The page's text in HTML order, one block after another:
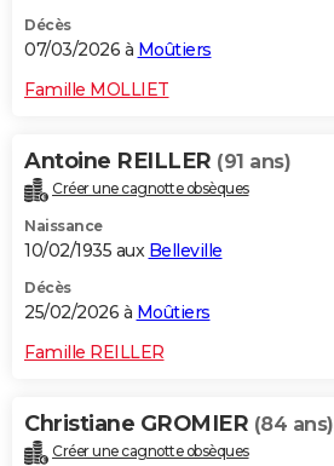
Décès
07/03/2026 à Moûtiers
Famille MOLLIET
Antoine REILLER (91 ans)
Créer une cagnotte obsèques
Naissance
10/02/1935 aux Belleville
Décès
25/02/2026 à Moûtiers
Famille REILLER
Christiane GROMIER (84 ans)
Créer une cagnotte obsèques